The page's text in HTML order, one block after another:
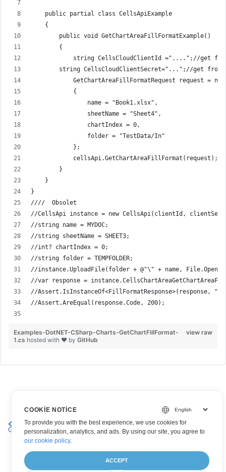
    public partial class CellsApiExample
    {
        public void GetChartAreaFillFormatExample()
        {
string CellsCloudClientId ="....";//get
string CellsCloudClientSecret="...";//get
GetChartAreaFillFormatRequest request =
            {
                name = "Book1.xlsx",
                sheetName = "Sheet4",
                chartIndex = 0,
                folder = "TestData/In"
            };
            cellsApi.GetChartAreaFillFormat(request);
        }
    }
}
////  Obsolet
//CellsApi instance = new CellsApi(clientId,
//string name = MYDOC;
//string sheetName = SHEET3;
//int? chartIndex = 0;
//string folder = TEMPFOLDER;
//instance.UploadFile(folder + @"\" + name, File.Open(
//var response =
//Assert.IsInstanceOf<FillFormatResponse>(response,
//Assert.AreEqual(response.Code, 200);
view raw
Examples-DotNET-CSharp-Charts-GetChartFillFormat-
1.cs hosted with ❤ by GitHub
İkinci Kategori Axi
Grafiğini Alın
Bir Çalışma Sayfasından Grafik
Efsanesini Alın
COOKIE NOTICE
To provide you with the best experience, we use cookies for
personalization, analytics, and ads. By using our site, you agree to
our cookie policy.
ACCEPT